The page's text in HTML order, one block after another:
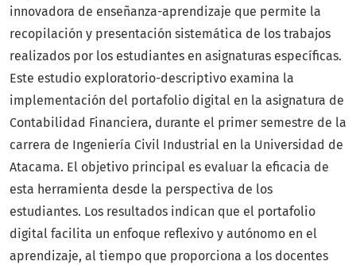
innovadora de enseñanza-aprendizaje que permite la
recopilación y presentación sistemática de los trabajos
realizados por los estudiantes en asignaturas específicas.
Este estudio exploratorio-descriptivo examina la
implementación del portafolio digital en la asignatura de
Contabilidad Financiera, durante el primer semestre de la
carrera de Ingeniería Civil Industrial en la Universidad de
Atacama. El objetivo principal es evaluar la eficacia de
esta herramienta desde la perspectiva de los
estudiantes. Los resultados indican que el portafolio
digital facilita un enfoque reflexivo y autónomo en el
aprendizaje, al tiempo que proporciona a los docentes